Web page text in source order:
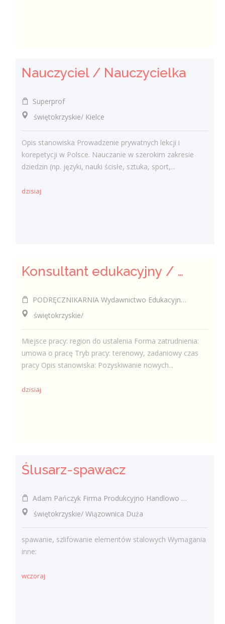
Nauczyciel / Nauczycielka
Superprof
świętokrzyskie/ Kielce
Opis stanowiska Prowadzenie prywatnych lekcji i
korepetycji w Polsce. Nauczanie w szerokim zakresie
dziedzin (np. języki, nauki ścisłe, sztuka, sport,...
dzisiaj
Konsultant edukacyjny / Konsultantka edukacyjna
PODRĘCZNIKARNIA Wydawnictwo Edukacyjne Sp. z o.o.
świętokrzyskie/
Miejsce pracy: region do ustalenia Forma zatrudnienia:
umowa o pracę Tryb pracy: terenowy, zadaniowy czas
pracy Opis stanowiska: Pozyskiwanie nowych...
dzisiaj
Ślusarz-spawacz
Adam Pańczyk Firma Produkcyjno Handlowo Usługowa "KONRAD" Wiązownica Duża
świętokrzyskie/ Wiązownica Duża
spawanie, szlifowanie elementów stalowych Wymagania
inne:
wczoraj